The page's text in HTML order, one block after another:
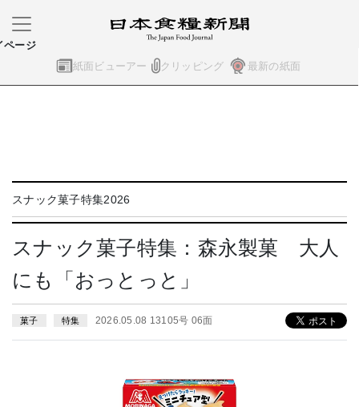
紙面ビューアー クリッピング 最新の紙面
ページ
スナック菓子特集2026
スナック菓子特集：森永製菓 大人
にも「おっとっと」
菓子 特集 2026.05.08 13105号 06面